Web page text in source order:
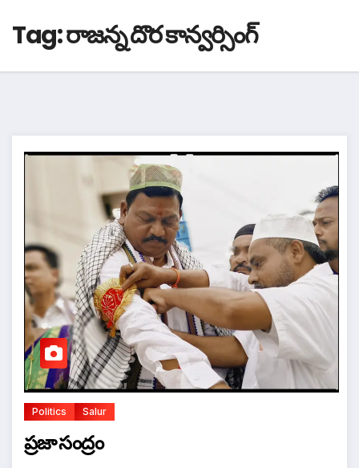
Tag:రాజన్న దొర కాన్వర్సింగ్
Politics Salur
ప్రజా సంద్రం